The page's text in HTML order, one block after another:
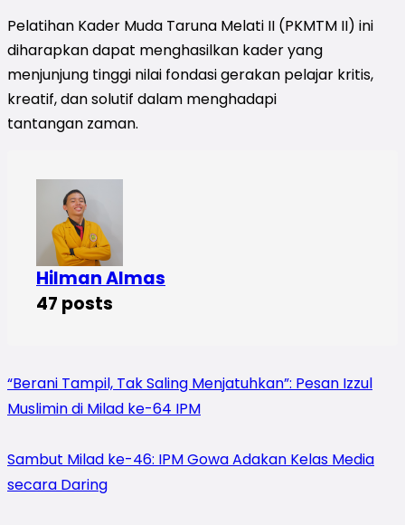
Pelatihan Kader Muda Taruna Melati II (PKMTM II) ini
diharapkan dapat menghasilkan kader yang
menjunjung tinggi nilai fondasi gerakan pelajar kritis,
kreatif, dan solutif dalam menghadapi
tantangan zaman.
Hilman Almas
47 posts
“Berani Tampil, Tak Saling Menjatuhkan”: Pesan Izzul
Muslimin di Milad ke-64 IPM
Sambut Milad ke-46: IPM Gowa Adakan Kelas Media
secara Daring